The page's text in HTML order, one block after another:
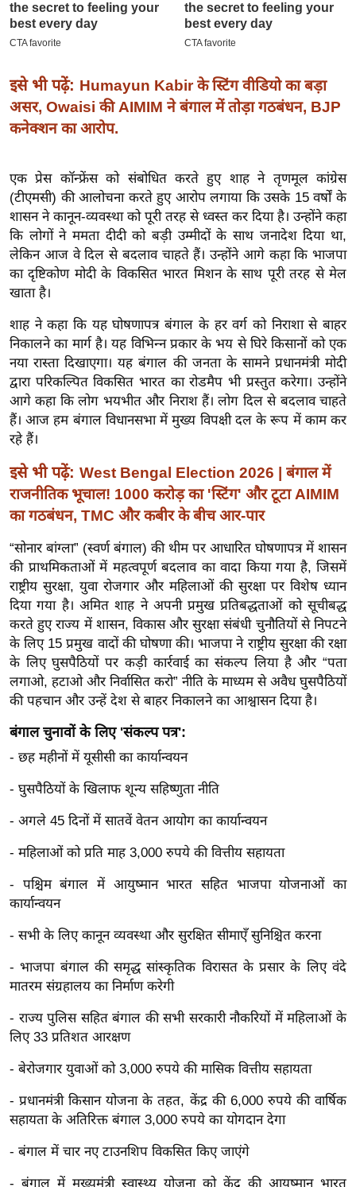
बे
मि
ल
श
ख्सि
यं
ग
इं
डि
या
सा
हि
त्य
ज
ग
त
ऑ
टो
व
र्ल्ड
न्यू
ब्री
फ
म
नो
रं
ज
न
ज
ग
ली
ड
हॉ
ली
वु
फि
ल्म
स
क्षा
B
r
a
k
i
इसे भी पढ़ें: Humayun Kabir के स्टिंग वीडियो का बड़ा
असर, Owaisi की AIMIM ने बंगाल में तोड़ा गठबंधन, BJP
कनेक्शन का आरोप.
एक प्रेस कॉन्फ्रेंस को संबोधित करते हुए शाह ने तृणमूल कांग्रेस
(टीएमसी) की आलोचना करते हुए आरोप लगाया कि उसके 15 वर्षों के
शासन ने कानून-व्यवस्था को पूरी तरह से ध्वस्त कर दिया है। उन्होंने कहा
कि लोगों ने ममता दीदी को बड़ी उम्मीदों के साथ जनादेश दिया था,
लेकिन आज वे दिल से बदलाव चाहते हैं। उन्होंने आगे कहा कि भाजपा
का दृष्टिकोण मोदी के विकसित भारत मिशन के साथ पूरी तरह से मेल
खाता है।
शाह ने कहा कि यह घोषणापत्र बंगाल के हर वर्ग को निराशा से बाहर
निकालने का मार्ग है। यह विभिन्न प्रकार के भय से घिरे किसानों को एक
नया रास्ता दिखाएगा। यह बंगाल की जनता के सामने प्रधानमंत्री मोदी
द्वारा परिकल्पित विकसित भारत का रोडमैप भी प्रस्तुत करेगा। उन्होंने
आगे कहा कि लोग भयभीत और निराश हैं। लोग दिल से बदलाव चाहते
हैं। आज हम बंगाल विधानसभा में मुख्य विपक्षी दल के रूप में काम कर
रहे हैं।
इसे भी पढ़ें: West Bengal Election 2026 | बंगाल में
राजनीतिक भूचाल! 1000 करोड़ का 'स्टिंग' और टूटा AIMIM
का गठबंधन, TMC और कबीर के बीच आर-पार
“सोनार बांग्ला” (स्वर्ण बंगाल) की थीम पर आधारित घोषणापत्र में शासन
की प्राथमिकताओं में महत्वपूर्ण बदलाव का वादा किया गया है, जिसमें
राष्ट्रीय सुरक्षा, युवा रोजगार और महिलाओं की सुरक्षा पर विशेष ध्यान
दिया गया है। अमित शाह ने अपनी प्रमुख प्रतिबद्धताओं को सूचीबद्ध
करते हुए राज्य में शासन, विकास और सुरक्षा संबंधी चुनौतियों से निपटने
के लिए 15 प्रमुख वादों की घोषणा की। भाजपा ने राष्ट्रीय सुरक्षा की रक्षा
के लिए घुसपैठियों पर कड़ी कार्रवाई का संकल्प लिया है और “पता
लगाओ, हटाओ और निर्वासित करो” नीति के माध्यम से अवैध घुसपैठियों
की पहचान और उन्हें देश से बाहर निकालने का आश्वासन दिया है।
बंगाल चुनावों के लिए 'संकल्प पत्र':
- छह महीनों में यूसीसी का कार्यान्वयन
- घुसपैठियों के खिलाफ शून्य सहिष्णुता नीति
- अगले 45 दिनों में सातवें वेतन आयोग का कार्यान्वयन
- महिलाओं को प्रति माह 3,000 रुपये की वित्तीय सहायता
- पश्चिम बंगाल में आयुष्मान भारत सहित भाजपा योजनाओं का
कार्यान्वयन
- सभी के लिए कानून व्यवस्था और सुरक्षित सीमाएँ सुनिश्चित करना
- भाजपा बंगाल की समृद्ध सांस्कृतिक विरासत के प्रसार के लिए वंदे
मातरम संग्रहालय का निर्माण करेगी
- राज्य पुलिस सहित बंगाल की सभी सरकारी नौकरियों में महिलाओं के
लिए 33 प्रतिशत आरक्षण
- बेरोजगार युवाओं को 3,000 रुपये की मासिक वित्तीय सहायता
- प्रधानमंत्री किसान योजना के तहत, केंद्र की 6,000 रुपये की वार्षिक
सहायता के अतिरिक्त बंगाल 3,000 रुपये का योगदान देगा
- बंगाल में चार नए टाउनशिप विकसित किए जाएंगे
- बंगाल में मुख्यमंत्री स्वास्थ्य योजना को केंद्र की आयुष्मान भारत